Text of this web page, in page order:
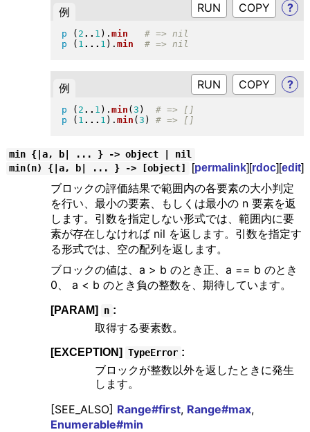
例 RUN ?
p ( 2 .. 1 ) . min
p
( 1 ... 1 ) . min
例 RUN ?
p ( 2 .. 1 ) . min ( 3 )
p
( 1 ... 1 ) . min ( 3 )
min {|a, b| ... } -> object | nil
[permalink][rdoc][edit]
min(n) {|a, b| ... } -> [object]
ブロックの評価結果で範囲内の各要素の大小判定
を行い、最小の要素、もしくは最小の n 要素を返
します。引数を指定しない形式では、範囲内に要
素が存在しなければ nil を返します。引数を指定す
る形式では、空の配列を返します。
ブロックの値は、a > b のとき正、a == b のとき
0、 a < b のとき負の整数を、期待しています。
[PARAM] n :
取得する要素数。
[EXCEPTION] TypeError :
ブロックが整数以外を返したときに発生
します。
[SEE_ALSO] Range#first, Range#max,
Enumerable#min